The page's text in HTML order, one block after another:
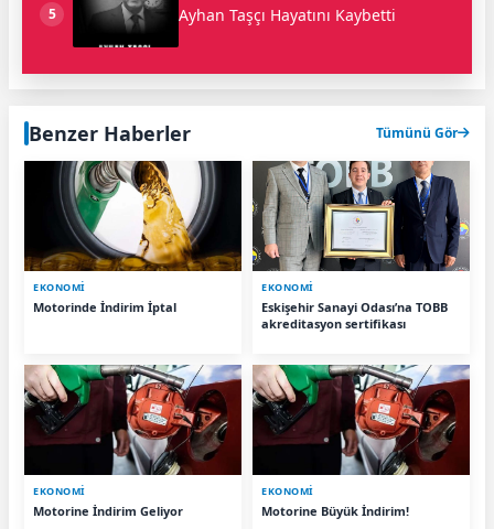
5 Ayhan Taşçı Hayatını Kaybetti
Benzer Haberler Tümünü Gör
EKONOMİ
Motorinde İndirim İptal
EKONOMİ
Eskişehir Sanayi Odası’na TOBB
akreditasyon sertifikası
EKONOMİ
Motorine İndirim Geliyor
EKONOMİ
Motorine Büyük İndirim!